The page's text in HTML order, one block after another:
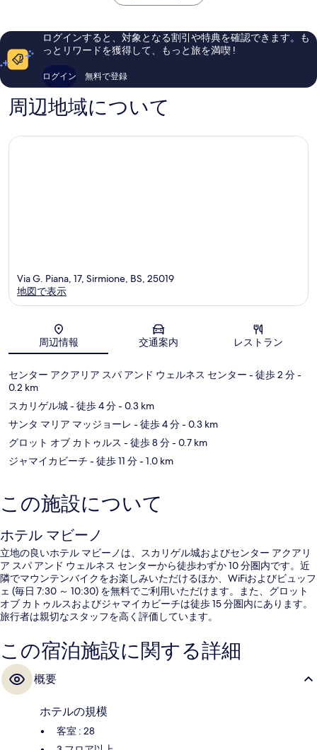
ー
旧
市
コ
1,006
件
の
口
ミ
旧
市
コ
ミ
ミ
ログインすると、対象となる割引や特典を確認できます。も
っとリワードを獲得して、もっと旅を満喫 !
ログイン 無料で登録
周辺地域について
地図
Via G. Piana, 17, Sirmione, BS, 25019
地図で表示
周辺情報 交通案内 レストラン
センター アクアリア スパ アンド ウェルネス センター - 徒歩 2 分-
0.2 km
スカリゲル城- 徒歩 4 分- 0.3 km
サンタ マリア マッジョーレ - 徒歩 4 分- 0.3 km
グロット オブ カトゥルス - 徒歩 8 分- 0.7 km
ジャマイカビーチ - 徒歩 11 分- 1.0 km
この施設について
ホテル マビーノ
立地の良いホテル マビーノは、スカリゲル城およびセンター アクアリ
ア スパ アンド ウェルネス センターから徒歩わずか 10 分圏内です。近
隣でマウンテンバイクをお楽しみいただけるほか、WiFiおよびビュッフ
ェ (毎日 7:30 ～ 10:30) を無料でご利用いただけます。また、グロット
オブ カトゥルスおよびジャマイカビーチは徒歩 15 分圏内にあります。
旅行者は親切なスタッフを高く評価しています。
この宿泊施設に関する詳細
概要
ホテルの規模
客室 : 28